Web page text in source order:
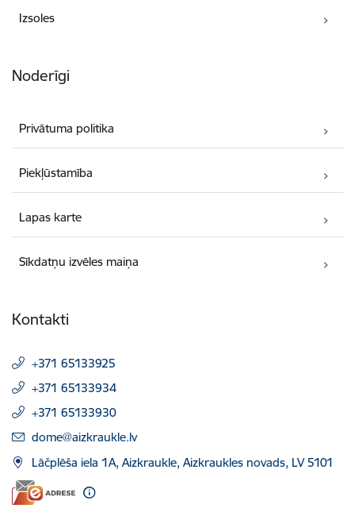
Izsoles
Noderīgi
Privātuma politika
Piekļūstamība
Lapas karte
Sīkdatņu izvēles maiņa
Kontakti
+371 65133925
+371 65133934
+371 65133930
E-pasts:
dome@aizkraukle.lv
Lāčplēša iela 1A, Aizkraukle, Aizkraukles novads, LV 5101